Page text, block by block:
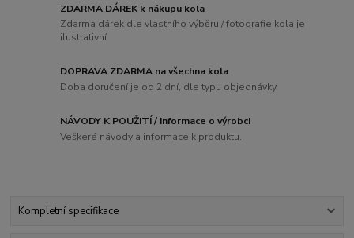
ZDARMA DÁREK k nákupu kola
Zdarma dárek dle vlastního výběru / fotografie kola je
ilustrativní
DOPRAVA ZDARMA na všechna kola
Doba doručení je od 2 dní, dle typu objednávky
NÁVODY K POUŽITÍ / informace o výrobci
Veškeré návody a informace k produktu.
Kompletní specifikace